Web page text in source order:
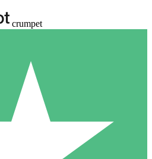
crumpet